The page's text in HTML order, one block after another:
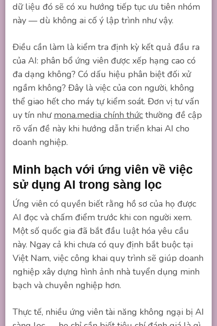
dữ liệu đó sẽ có xu hướng tiếp tục ưu tiên nhóm
này — dù không ai cố ý lập trình như vậy.
Điều cần làm là kiểm tra định kỳ kết quả đầu ra
của AI: phân bổ ứng viên được xếp hạng cao có
đa dạng không? Có dấu hiệu phân biệt đối xử
ngầm không? Đây là việc của con người, không
thể giao hết cho máy tự kiểm soát. Đơn vị tư vấn
uy tín như mona.media chính thức thường đề cập
rõ vấn đề này khi hướng dẫn triển khai AI cho
doanh nghiệp.
Minh bạch với ứng viên về việc
sử dụng AI trong sàng lọc
Ứng viên có quyền biết rằng hồ sơ của họ được
AI đọc và chấm điểm trước khi con người xem.
Một số quốc gia đã bắt đầu luật hóa yêu cầu
này. Ngay cả khi chưa có quy định bắt buộc tại
Việt Nam, việc công khai quy trình sẽ giúp doanh
nghiệp xây dựng hình ảnh nhà tuyển dụng minh
bạch và chuyên nghiệp hơn.
Thực tế, nhiều ứng viên tài năng không ngại bị AI